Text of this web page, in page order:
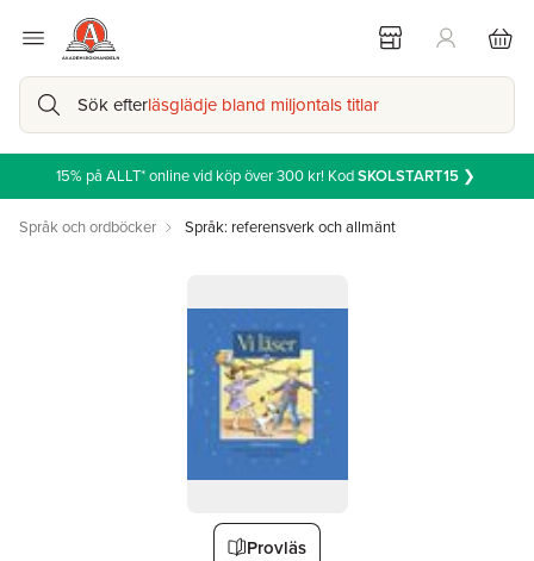
Sök efterläsglädje bland miljontals titlar
15% på ALLT* online vid köp över 300 kr! KodSKOLSTART15❯
Språk och ordböcker Språk: referensverk och allmänt
Provläs